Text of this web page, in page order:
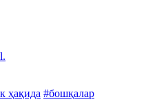
ҳақида #бошқалар